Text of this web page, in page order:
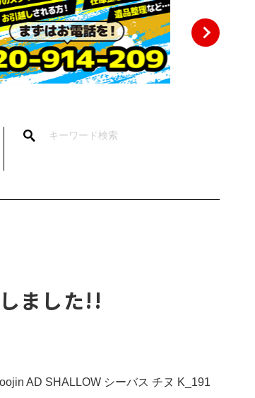
ました!!
AD SHALLOW シーバス チヌ K_191